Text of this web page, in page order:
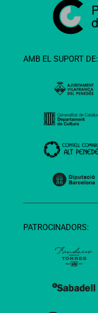
AMB EL SUPORT DE:
PATROCINADORS: